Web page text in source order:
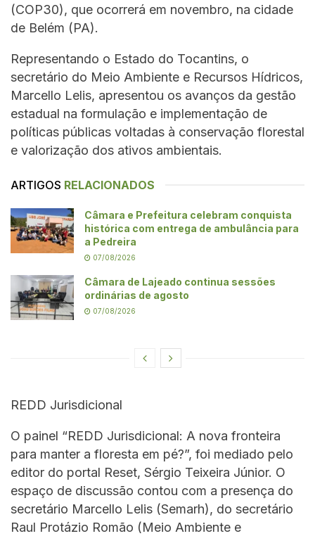
(COP30), que ocorrerá em novembro, na cidade
de Belém (PA).
Representando o Estado do Tocantins, o
secretário do Meio Ambiente e Recursos Hídricos,
Marcello Lelis, apresentou os avanços da gestão
estadual na formulação e implementação de
políticas públicas voltadas à conservação florestal
e valorização dos ativos ambientais.
ARTIGOS RELACIONADOS
Câmara e Prefeitura celebram conquista
histórica com entrega de ambulância para
a Pedreira
07/08/2026
Câmara de Lajeado continua sessões
ordinárias de agosto
07/08/2026
REDD Jurisdicional
O painel “REDD Jurisdicional: A nova fronteira
para manter a floresta em pé?”, foi mediado pelo
editor do portal Reset, Sérgio Teixeira Júnior. O
espaço de discussão contou com a presença do
secretário Marcello Lelis (Semarh), do secretário
Raul Protázio Romão (Meio Ambiente e